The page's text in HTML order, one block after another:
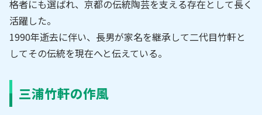
格者にも選ばれ、京都の伝統陶芸を支える存在として長く
活躍した。
1990年逝去に伴い、長男が家名を継承して二代目竹軒と
してその伝統を現在へと伝えている。
三浦竹軒の作風